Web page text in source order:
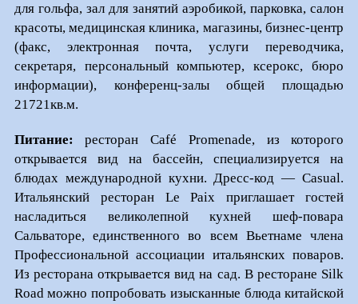
для гольфа, зал для занятий аэробикой, парковка, салон
красоты, медицинская клиника, магазины, бизнес-центр
(факс, электронная почта, услуги переводчика,
секретаря, персональный компьютер, ксерокс, бюро
информации), конференц-залы общей площадью
21721кв.м.
Питание: ресторан Café Promenade, из которого
открывается вид на бассейн, специализируется на
блюдах международной кухни. Дресс-код — Casual.
Итальянский ресторан Le Paix приглашает гостей
насладиться великолепной кухней шеф-повара
Сальваторе, единственного во всем Вьетнаме члена
Профессиональной ассоциации итальянских поваров.
Из ресторана открывается вид на сад. В ресторане Silk
Road можно попробовать изысканные блюда китайской